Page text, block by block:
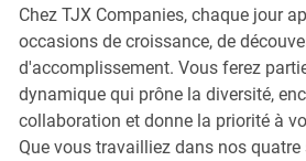
Chez TJX Companies, chaque jour
occasions de croissance, de
d'accomplissement. Vous ferez
dynamique qui prône la diversité,
collaboration et donne la priorité à
Que vous travailliez dans nos